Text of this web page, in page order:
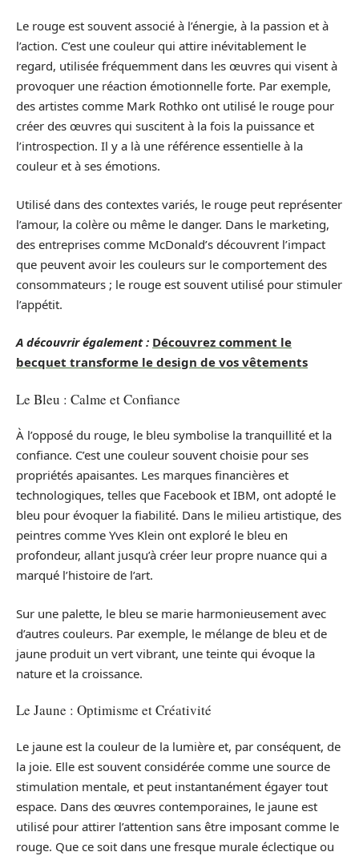
Le rouge est souvent associé à l’énergie, à la passion et à
l’action. C’est une couleur qui attire inévitablement le
regard, utilisée fréquemment dans les œuvres qui visent à
provoquer une réaction émotionnelle forte. Par exemple,
des artistes comme Mark Rothko ont utilisé le rouge pour
créer des œuvres qui suscitent à la fois la puissance et
l’introspection. Il y a là une référence essentielle à la
couleur et à ses émotions.
Utilisé dans des contextes variés, le rouge peut représenter
l’amour, la colère ou même le danger. Dans le marketing,
des entreprises comme McDonald’s découvrent l’impact
que peuvent avoir les couleurs sur le comportement des
consommateurs ; le rouge est souvent utilisé pour stimuler
l’appétit.
A découvrir également : Découvrez comment le
becquet transforme le design de vos vêtements
Le Bleu : Calme et Confiance
À l’opposé du rouge, le bleu symbolise la tranquillité et la
confiance. C’est une couleur souvent choisie pour ses
propriétés apaisantes. Les marques financières et
technologiques, telles que Facebook et IBM, ont adopté le
bleu pour évoquer la fiabilité. Dans le milieu artistique, des
peintres comme Yves Klein ont exploré le bleu en
profondeur, allant jusqu’à créer leur propre nuance qui a
marqué l’histoire de l’art.
Sur une palette, le bleu se marie harmonieusement avec
d’autres couleurs. Par exemple, le mélange de bleu et de
jaune produit un vert vibrant, une teinte qui évoque la
nature et la croissance.
Le Jaune : Optimisme et Créativité
Le jaune est la couleur de la lumière et, par conséquent, de
la joie. Elle est souvent considérée comme une source de
stimulation mentale, et peut instantanément égayer tout
espace. Dans des œuvres contemporaines, le jaune est
utilisé pour attirer l’attention sans être imposant comme le
rouge. Que ce soit dans une fresque murale éclectique ou